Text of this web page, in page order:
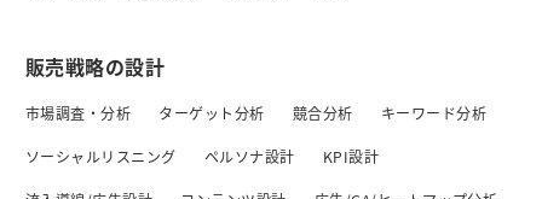
販売戦略の設計
市場調査・分析 ターゲット分析 競合分析 キーワード分析
ソーシャルリスニング ペルソナ設計 KPI設計